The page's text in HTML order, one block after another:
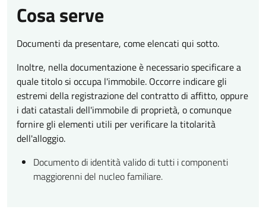
Cosa serve
Documenti da presentare, come elencati qui sotto.
Inoltre, nella documentazione è necessario specificare a
quale titolo si occupa l'immobile. Occorre indicare gli
estremi della registrazione del contratto di affitto, oppure
i dati catastali dell'immobile di proprietà, o comunque
fornire gli elementi utili per verificare la titolarità
dell'alloggio.
Documento di identità valido di tutti i componenti
maggiorenni del nucleo familiare.